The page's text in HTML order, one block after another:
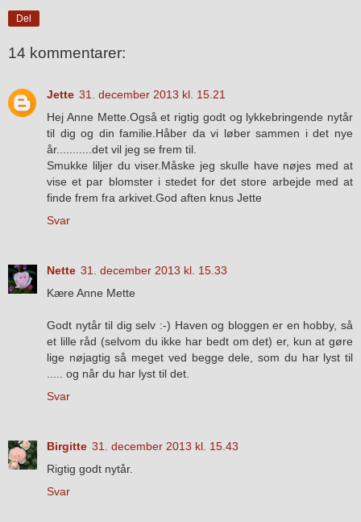
Del
14 kommentarer:
Jette 31. december 2013 kl. 15.21
Hej Anne Mette.Også et rigtig godt og lykkebringende nytår
til dig og din familie.Håber da vi løber sammen i det nye
år...........det vil jeg se frem til.
Smukke liljer du viser.Måske jeg skulle have nøjes med at
vise et par blomster i stedet for det store arbejde med at
finde frem fra arkivet.God aften knus Jette
Svar
Nette 31. december 2013 kl. 15.33
Kære Anne Mette
Godt nytår til dig selv :-) Haven og bloggen er en hobby, så
et lille råd (selvom du ikke har bedt om det) er, kun at gøre
lige nøjagtig så meget ved begge dele, som du har lyst til
..... og når du har lyst til det.
Svar
Birgitte 31. december 2013 kl. 15.43
Rigtig godt nytår.
Svar